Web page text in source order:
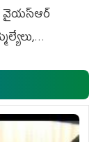
వైయ‌స్ఆర్